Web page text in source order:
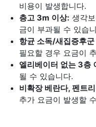
비용이 발생합니다.
층고 3m 이상: 생각
금이 부과될 수 있습
항균 소독/새집증후
필요할 경우 요금이
엘리베이터 없는 3층
될 수 있습니다.
비확장 베란다, 펜트
추가 요금이 발생할